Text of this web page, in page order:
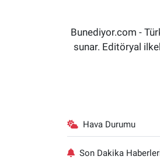
Bunediyor.com -
sunar. Editöryal
Hava Durumu
Son Dakika